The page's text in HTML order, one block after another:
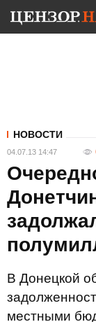
НОВОСТИ
04.07.13 14:47
В Донецкой
местными